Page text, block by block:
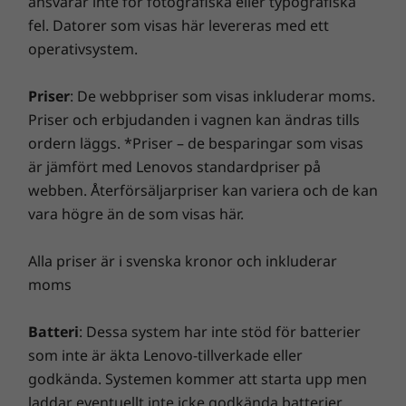
* Tillgänglighet till WWAN som tillval varierar beroende på region, måste
konfigureras vid köptillfället och kräver nätverksabonnemang.
** 6 GHz WiFi 6E är beroende av stöd från operativsystem,
routrar/AP/gateways förberedda för WiFi 6E samt regionala
regleringscertifieringar och frekvenstilldelning.
som bearbetningskapacitet hos värd/kringutrustning, filattribut, systemkonfiguration
och driftmiljö. Den faktiska hastigheten varierar och kan vara lägre än förväntat.
Trådlöst
WWAN* som tillval: 4G/LTE CAT16
WWAN* som tillval: 4G/LTE CAT4
WiFi 6E** 802.11 AX
Bluetooth
® 5.1
konfigureras vid köptillfället och kräver nätverksabonnemang.
Specifikationerna kan variera beroende på region/modell.
datorupplevelse! Du får mer kraft i din dator så att den
är smidig att använda och startar blixtsnabbt. Du får
en snabbare och mer tillförlitlig internetupplevelse
IT-investering med en förbättrad säkerhet som avvärjer
annonsprogram, skadlig kod och andra hot. Se till att
du får en riktigt spännande virtuell resa!
fel. Datorer som visas här levereras med ett
operativsystem.
Priser: De webbpriser som visas inkluderar moms.
Priser och erbjudanden i vagnen kan ändras tills
ordern läggs. *Priser – de besparingar som visas
är jämfört med Lenovos standardpriser på
webben. Återförsäljarpriser kan variera och de kan
vara högre än de som visas här.
Alla priser är i svenska kronor och inkluderar
moms
Batteri: Dessa system har inte stöd för batterier
som inte är äkta Lenovo-tillverkade eller
godkända. Systemen kommer att starta upp men